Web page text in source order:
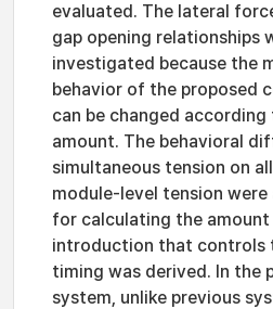
evaluated. The lateral
gap opening relationships
investigated because the
behavior of the proposed
can be changed
amount. The behavioral
simultaneous tension on
module-level tension
for calculating the
introduction that controls
timing was derived. In the
system, unlike previous